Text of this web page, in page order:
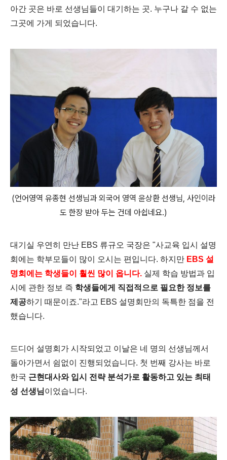
아간 곳은 바로 선생님들이 대기하는 곳. 누구나 갈 수 없는
그곳에 가게 되었습니다.
(언어영역 유종현 선생님과 외국어 영역 윤상환 선생님, 사인이라
도 한장 받아 두는 건데 아쉽네요.)
대기실 우연히 만난 EBS 류규오 국장은 "사교육 입시 설명
회에는 학부모들이 많이 오시는 편입니다. 하지만 EBS 설
명회에는 학생들이 훨씬 많이 옵니다. 실제 학습 방법과 입
시에 관한 정보 즉 학생들에게 직접적으로 필요한 정보를
제공하기 때문이죠."라고 EBS 설명회만의 독특한 점을 전
했습니다.
드디어 설명회가 시작되었고 이날은 네 명의 선생님께서
돌아가면서 쉼없이 진행되었습니다. 첫 번째 강사는 바로
한국 근현대사와 입시 전략 분석가로 활동하고 있는 최태
성 선생님이었습니다.